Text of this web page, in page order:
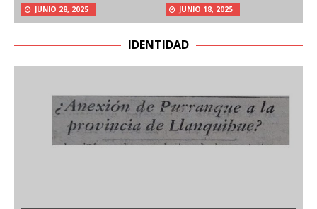
JUNIO 28, 2025 JUNIO 18, 2025
IDENTIDAD